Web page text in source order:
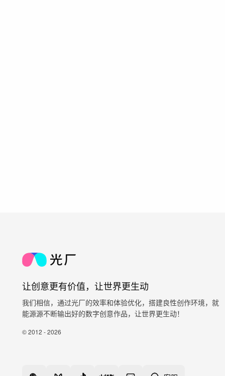
让创意更有价值，让世界更生动
我们相信，通过光厂的效率和体验优化，搭建良性创作环境，就
能源源不断输出好的数字创意作品，让世界更生动！
© 2012 - 2026